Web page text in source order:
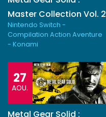
Master Collection Vol. 2
Nintendo Switch -
Compilation Action Aventure
- Konami
27
AOU.
Metal Gear Solid :